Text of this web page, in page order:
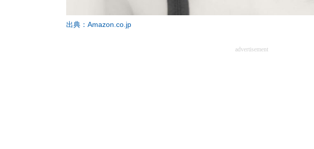
出典：Amazon.co.jp
advertisement